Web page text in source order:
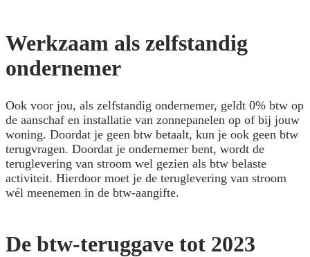
Werkzaam als zelfstandig
ondernemer
Ook voor jou, als zelfstandig ondernemer, geldt 0% btw op
de aanschaf en installatie van zonnepanelen op of bij jouw
woning. Doordat je geen btw betaalt, kun je ook geen btw
terugvragen. Doordat je ondernemer bent, wordt de
teruglevering van stroom wel gezien als btw belaste
activiteit. Hierdoor moet je de teruglevering van stroom
wél meenemen in de btw-aangifte.
De btw-teruggave tot 2023